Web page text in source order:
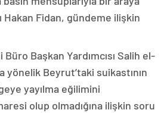
Hakan Fidan, gündeme ilişkin
Başkan Yardımcısı Salih el-
yönelik Beyrut’taki suikastının
yayılma eğilimini
olup olmadığına ilişkin soru